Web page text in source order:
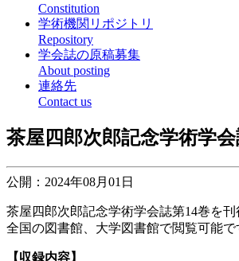
Constitution
学術機関リポジトリ
Repository
学会誌の原稿募集
About posting
連絡先
Contact us
茶屋四郎次郎記念学術学
公開：2024年08月01日
茶屋四郎次郎記念学術学会誌第14巻を刊
全国の図書館、大学図書館で閲覧可能で
【収録内容】